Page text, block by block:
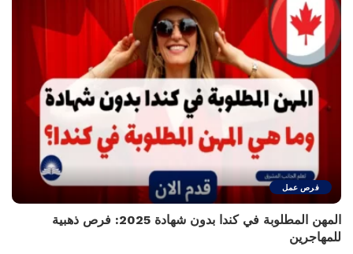
فرص عمل
المهن المطلوبة في كندا بدون شهادة 2025: فرص ذهبية
للمهاجرين